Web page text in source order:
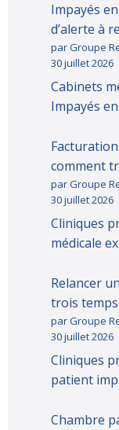
Impayés
d’alerte à
par Groupe
30 juillet 2026
Cabinets
Impayés
comment
par Groupe
30 juillet 2026
Cliniques
médicale
Relancer
trois temps
par Groupe
30 juillet 2026
Cliniques
patient
Chambre